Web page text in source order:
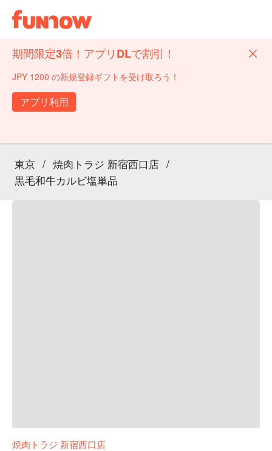
期間限定3倍！アプリDLで割引！
JPY 1200 の新規登録ギフトを受け取ろう！
アプリ利用
東京 / 焼肉トラジ 新宿西口店 /
黒毛和牛カルビ塩単品
焼肉トラジ 新宿西口店